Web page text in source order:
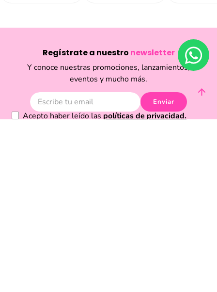
Regístrate a nuestro newsletter
Y conoce nuestras promociones, lanzamientos,
eventos y mucho más.
Enviar
Acepto haber leído las políticas de privacidad.